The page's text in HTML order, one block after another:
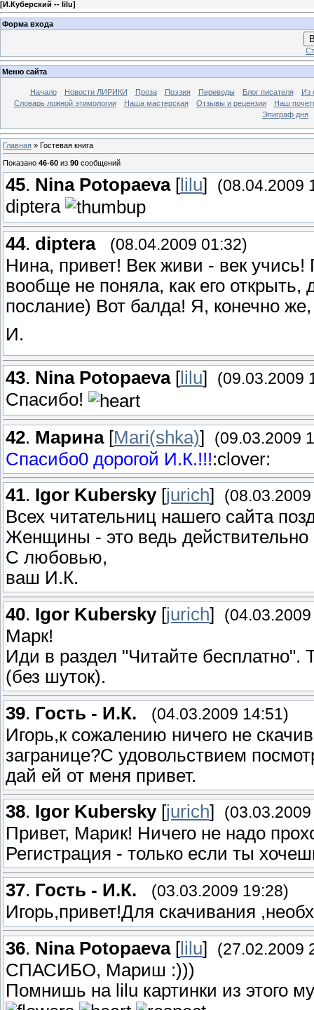
[И.Куберский -- lilu]
Форма входа
Меню сайта
Начало Новости ЛИРИКИ Проза Поэзия Переводы Блог писателя
Из
Словарь ложной этимологии
Наша мастерская Отзывы и рецензии
Наш
Эпиграф дня
Главная » Гостевая книга
Показано 46-60 из 90 сообщений
45. Nina Potopaeva [lilu] (08.04.2009
diptera
44. diptera (08.04.2009 01:32)
Нина, привет! Век живи - век
вообще не поняла, как его
послание) Вот балда! Я, конечно
И.
43. Nina Potopaeva [ lilu] (09.03.2009
Спасибо!
42. Марина [Mari(shka)] (09.03.2009
Спасибо0 дорогой И.К.!!!:clover:
41. Igor Kubersky [jurich]
Всех читательниц нашего сайта
Женщины - это ведь действительно
С любовью,
ваш И.К.
40. Igor Kubersky [jurich]
Марк!
Иди в раздел "Читайте бесплатно".
(без шуток).
39. Гость - И.К. (04.03.2009 14:51)
Игорь,к сожалению ничего не
загранице?С удовольствием
дай ей от меня привет.
38. Igor Kubersky [jurich]
Привет, Марик! Ничего не надо
Регистрация - только если ты
37. Гость - И.К. (03.03.2009 19:28)
Игорь,привет!Для скачивания
36. Nina Potopaeva [lilu] (27.02.2009
СПАСИБО, Мариш :)))
Помнишь на lilu картинки из этого